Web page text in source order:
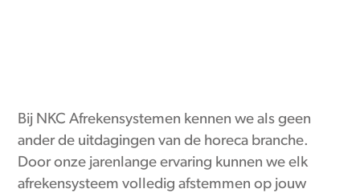
Bij NKC Afrekensystemen kennen we als geen
ander de uitdagingen van de horeca branche.
Door onze jarenlange ervaring kunnen we elk
afrekensysteem volledig afstemmen op jouw